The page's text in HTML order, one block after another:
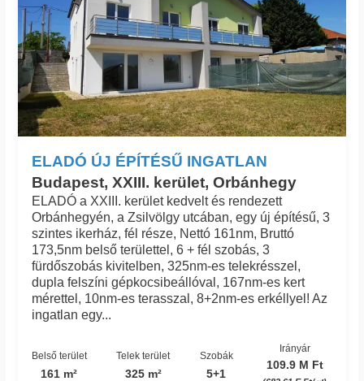
ELADÓ ÚJ ÉPÍTÉSŰ INGATLAN
Budapest, XXIII. kerület, Orbánhegy
ELADÓ a XXIII. kerület kedvelt és rendezett
Orbánhegyén, a Zsilvölgy utcában, egy új építésű, 3
szintes ikerház, fél része, Nettó 161nm, Bruttó
173,5nm belső területtel, 6 + fél szobás, 3
fürdőszobás kivitelben, 325nm-es telekrésszel,
dupla felszíni gépkocsibeállóval, 167nm-es kert
mérettel, 10nm-es terasszal, 8+2nm-es erkéllyel! Az
ingatlan egy...
Belső terület
161 m²
Telek terület
325 m²
Szobák
5+1
Irányár
109.9 M Ft